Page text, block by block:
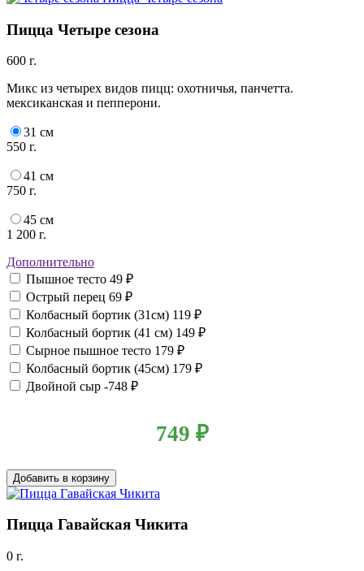
Пицца Четыре сезона
600 г.
Микс из четырех видов пицц: охотничья, панчетта.
мексиканская и пепперони.
31 см
550 г.
41 см
750 г.
45 см
1 200 г.
Дополнительно
Пышное тесто 49 ₽
Острый перец 69 ₽
Колбасный бортик (31см) 119 ₽
Колбасный бортик (41 см) 149 ₽
Сырное пышное тесто 179 ₽
Колбасный бортик (45см) 179 ₽
Двойной сыр -748 ₽
749 ₽
Добавить в корзину
Пицца Гавайская Чикита
0 г.